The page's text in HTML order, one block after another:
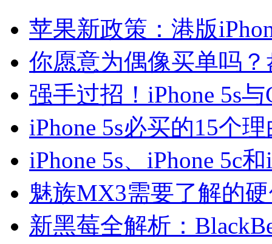
苹果新政策：港版
你愿意为偶像买单吗
强手过招！iPhone 5s
iPhone 5s必买的15个
iPhone 5s、iPhone 5c
魅族MX3需要了解的
新黑莓全解析：